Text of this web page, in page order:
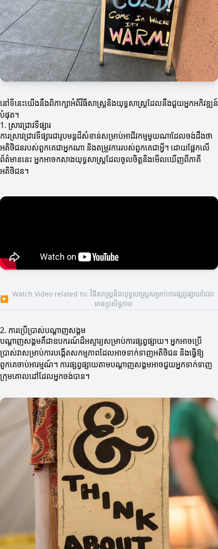
នៅទីនេះយើងនឹងពិភាក្សាអំពីវិធីសាស្ត្រនិងយុទ្ធសាស្ត្រដែលនឹងជួយអ្នកអភិវឌ្ឍន៍
បំផុត។
1. ស្រាវជ្រាវទីផ្សារ
ការស្រាវជ្រាវទីផ្សារជារូបមន្តដ៏សំខាន់សម្រាប់អាជីវកម្មមួយណាដែលចង់ដឹងថា
អតិថិជនរបស់ពួកគេជាអ្នកណា និងតម្រូវការរបស់ពួកគេជាអ្វី។ ដោយផ្អែកលើ
ព័ត៌មាននេះ អ្នកអាចកសាងយុទ្ធសាស្ត្រដែលចូលចិត្តនិងមើលឃើញពីភាគី
អតិថិជន។
▶
Watch Video related to: វិធីសាស្ត្រនិងយុទ្ធសាស្ត្រសម្រាប់ការផ្សព្វផ្សាយដែល
មានប្រសិទ្ធភាព
2. ការប្រើប្រាស់បណ្តាញសង្គម
បណ្តាញសង្គមគឺជាឧបករណ៍ដ៏អស្ចារ្យសម្រាប់ការផ្សព្វផ្សាយ។ អ្នកអាចប្រើ
ប្រាស់វាសម្រាប់ការបង្កើតសកម្មភាពដែលអាចទាក់ទាញអតិថិជន និងធ្វើឱ្យ
ពួកគេចាប់អារម្មណ៍។ ការផ្សព្វផ្សាយតាមបណ្តាញសង្គមអាចជួយអ្នកទាក់ទាញ
ក្រុមគោលដៅដែលអ្នកចង់បាន។